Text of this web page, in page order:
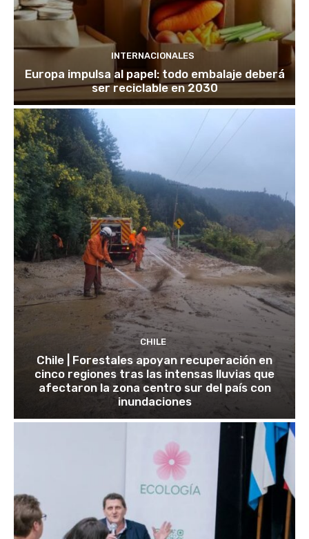
INTERNACIONALES
Europa impulsa al papel: todo embalaje deberá
ser reciclable en 2030
CHILE
Chile | Forestales apoyan recuperación en
cinco regiones tras las intensas lluvias que
afectaron la zona centro sur del país con
inundaciones